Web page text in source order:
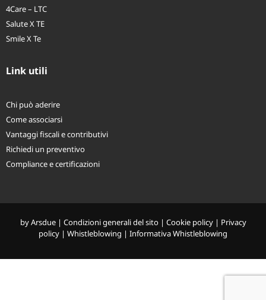
4Care – LTC
Salute X TE
Smile X Te
Link utili
Chi può aderire
Come associarsi
Vantaggi fiscali e contributivi
Richiedi un preventivo
Compliance e certificazioni
byArsdue| Condizioni generali del sito| Cookie policy| Privacy
policy | Whistleblowing | Informativa Whistleblowing